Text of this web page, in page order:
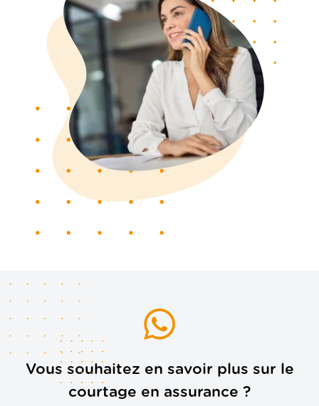
Vous souhaitez en savoir plus sur le
courtage en assurance ?